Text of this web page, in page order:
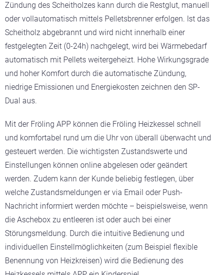
Zündung des Scheitholzes kann durch die Restglut, manuell
oder vollautomatisch mittels Pelletsbrenner erfolgen. Ist das
Scheitholz abgebrannt und wird nicht innerhalb einer
festgelegten Zeit (0-24h) nachgelegt, wird bei Wärmebedarf
automatisch mit Pellets weitergeheizt. Hohe Wirkungsgrade
und hoher Komfort durch die automatische Zündung,
niedrige Emissionen und Energiekosten zeichnen den SP-
Dual aus.
Mit der Fröling APP können die Fröling Heizkessel schnell
und komfortabel rund um die Uhr von überall überwacht und
gesteuert werden. Die wichtigsten Zustandswerte und
Einstellungen können online abgelesen oder geändert
werden. Zudem kann der Kunde beliebig festlegen, über
welche Zustandsmeldungen er via Email oder Push-
Nachricht informiert werden möchte – beispielsweise, wenn
die Aschebox zu entleeren ist oder auch bei einer
Störungsmeldung. Durch die intuitive Bedienung und
individuellen Einstellmöglichkeiten (zum Beispiel flexible
Benennung von Heizkreisen) wird die Bedienung des